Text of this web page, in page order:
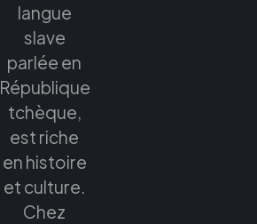
langue
slave
parlée en
République
tchèque,
est riche
en histoire
et culture.
Chez